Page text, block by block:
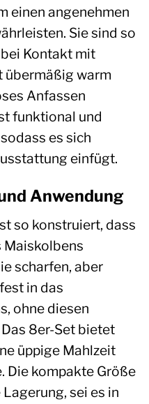
einen angenehmen
Sie sind so
Kontakt mit
übermäßig warm
Anfassen
funktional und
es sich
einfügt.
Anwendung
so konstruiert, dass
Maiskolbens
scharfen, aber
in das
ohne diesen
8er-Set bietet
üppige Mahlzeit
Die kompakte Größe
sei es in